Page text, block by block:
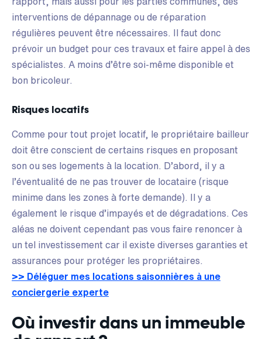
interventions de dépannage ou de réparation
régulières peuvent être nécessaires. Il faut donc
prévoir un budget pour ces travaux et faire appel à des
spécialistes. A moins d’être soi-même disponible et
bon bricoleur.
Risques locatifs
Comme pour tout projet locatif, le propriétaire bailleur
doit être conscient de certains risques en proposant
son ou ses logements à la location. D’abord, il y a
l’éventualité de ne pas trouver de locataire (risque
minime dans les zones à forte demande). Il y a
également le risque d’impayés et de dégradations. Ces
aléas ne doivent cependant pas vous faire renoncer à
un tel investissement car il existe diverses garanties et
assurances pour protéger les propriétaires.
>> Déléguer mes locations saisonnières à une
conciergerie experte
Où investir dans un immeuble